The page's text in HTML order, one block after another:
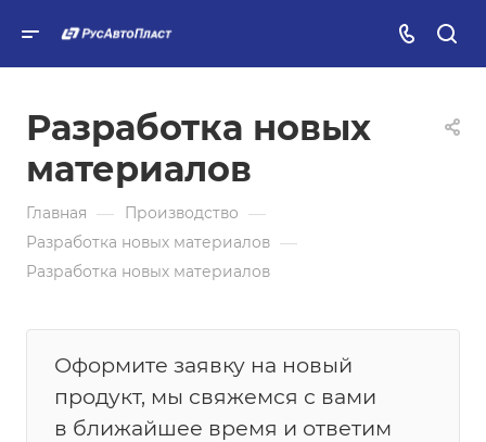
Разработка новых
материалов
Главная — Производство —
Разработка новых материалов —
Разработка новых материалов
Оформите заявку на новый
продукт, мы свяжемся с вами
в ближайшее время и ответим